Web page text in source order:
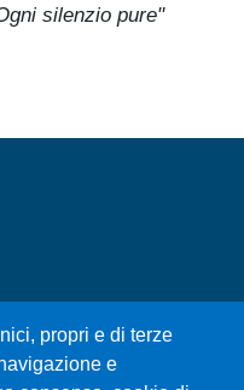
silenzio pure"
propri e di terze
e